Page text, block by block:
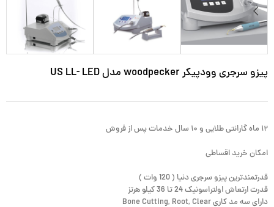
پیزو سرجری وودپیکر woodpecker مدل US LL- LED
۱۲ ماه گارانتی طلایی و ۱۰ سال خدمات پس از فروش
امکان خرید اقساطی
قدرتمندترین پیزو سرجری دنیا ( 120 وات )
قدرت ارتعاش اولتراسونیک 24 تا 36 کیلو هرتز
دارای سه مد کاری Bone Cutting, Root, Clear